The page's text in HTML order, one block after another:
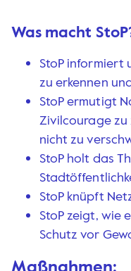
Was macht
StoP informiert
zu erkennen
StoP ermutigt
Zivilcourage
nicht zu
StoP holt das
StoP knüpft
StoP zeigt, wie
Schutz vor